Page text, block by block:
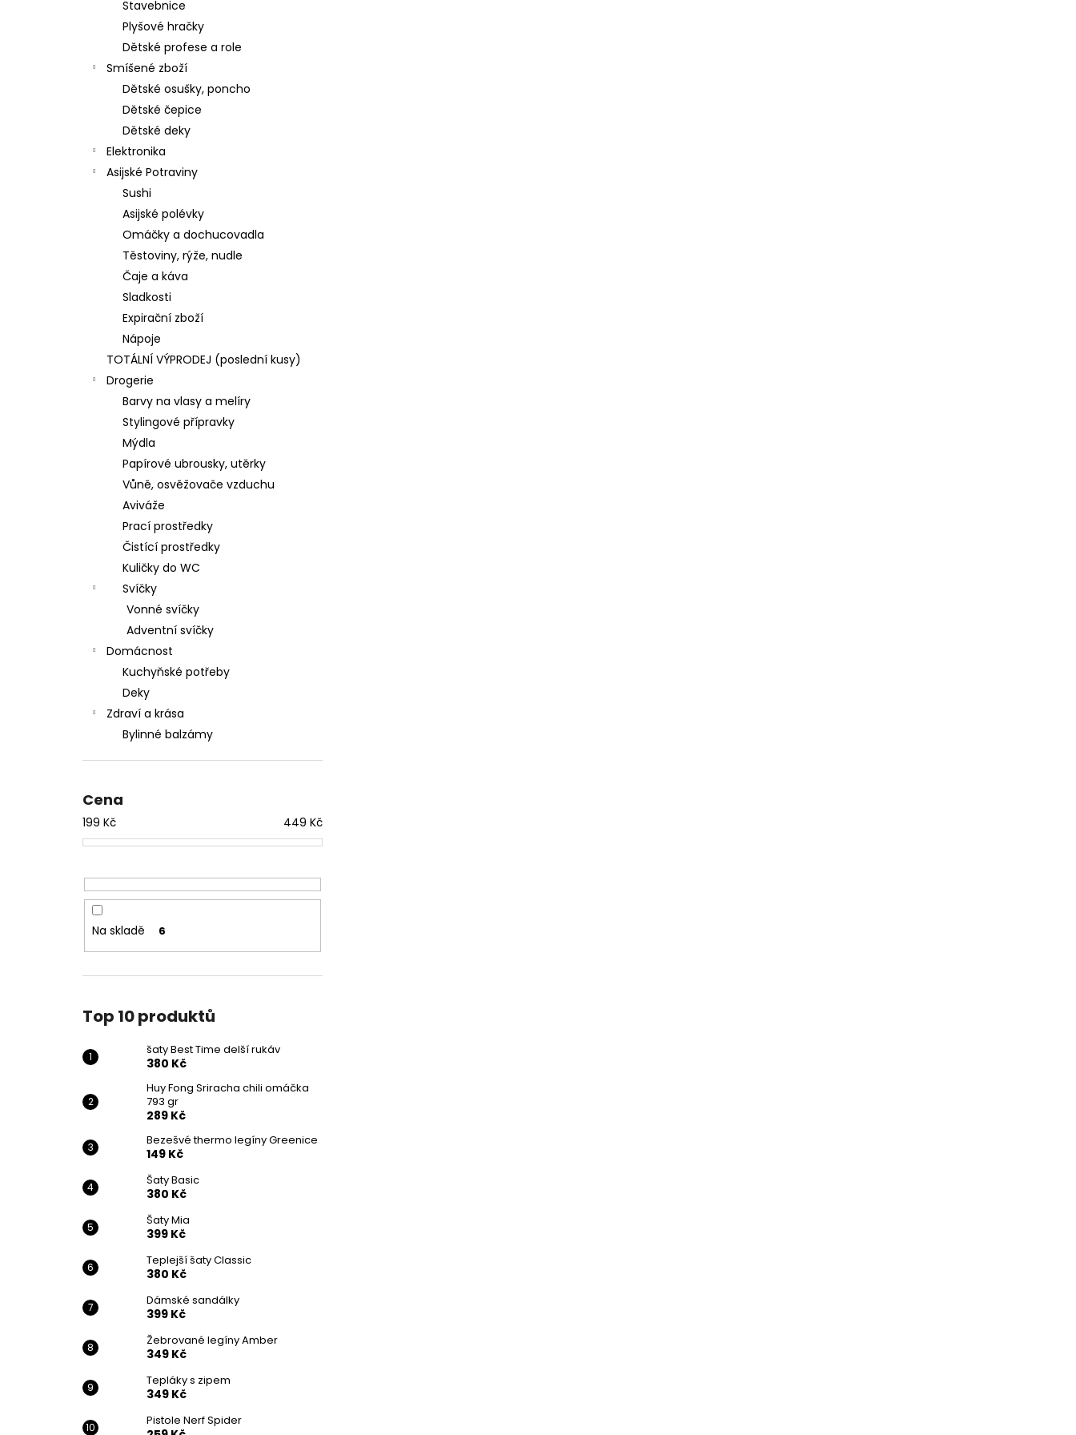
Stavebnice
Plyšové hračky
Dětské profese a role
Smíšené zboží
Dětské osušky, poncho
Dětské čepice
Dětské deky
Elektronika
Asijské Potraviny
Sushi
Asijské polévky
Omáčky a dochucovadla
Těstoviny, rýže, nudle
Čaje a káva
Sladkosti
Expirační zboží
Nápoje
TOTÁLNÍ VÝPRODEJ (poslední kusy)
Drogerie
Barvy na vlasy a melíry
Stylingové přípravky
Mýdla
Papírové ubrousky, utěrky
Vůně, osvěžovače vzduchu
Aviváže
Prací prostředky
Čistící prostředky
Kuličky do WC
Svíčky
Vonné svíčky
Adventní svíčky
Domácnost
Kuchyňské potřeby
Deky
Zdraví a krása
Bylinné balzámy
Cena
199 Kč 449 Kč
Na skladě 6
Top 10 produktů
šaty Best Time delší rukáv
380 Kč
Huy Fong Sriracha chili omáčka
793 gr
289 Kč
Bezešvé thermo legíny Greenice
149 Kč
Šaty Basic
380 Kč
Šaty Mia
399 Kč
Teplejší šaty Classic
380 Kč
Dámské sandálky
399 Kč
Žebrované legíny Amber
349 Kč
Tepláky s zipem
349 Kč
Pistole Nerf Spider